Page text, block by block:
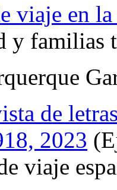
viaje en
y familias
de
2023
viaje